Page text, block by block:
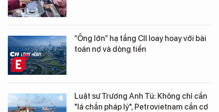
“Ông lớn” hạ tầng CII loay hoay với bài
toán nợ và dòng tiền
Luật sư Trương Anh Tú: Không chỉ cần
"lá chắn pháp lý", Petrovietnam cần cơ